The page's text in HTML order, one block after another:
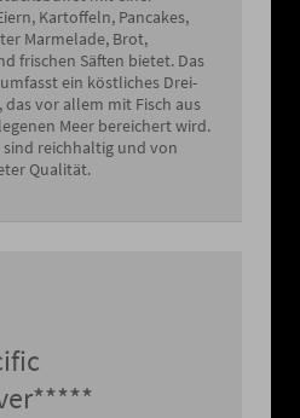
Kartoffeln, Pancakes,
Marmelade, Brot,
frischen Säften bietet. Das
ein köstliches Drei-
das vor allem mit Fisch aus
Meer bereichert wird.
sind reichhaltig und von
Qualität.